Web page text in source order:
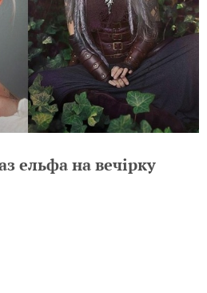
ельфа на вечірку